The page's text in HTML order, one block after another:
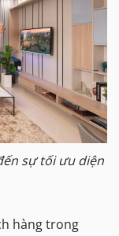
sự tối ưu diện
hàng trong